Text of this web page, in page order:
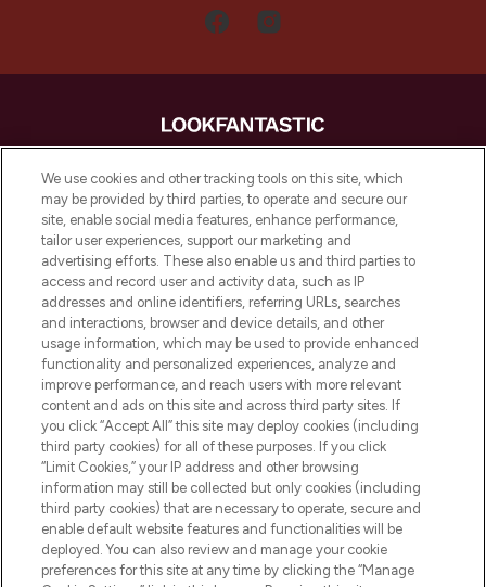
LOOKFANTASTIC is de ultieme online
beautybestemming van Europa, met de
beste huidverzorging, haarproducten en
make-up van meer dan 200 topmerken.
Shop online of via de app, met gratis
verzending vanaf €40.
Cookie-toestemming
Do Not Sell or Share My Personal
Information
HELP & INFORMATIE
BEDRIJFSINFORMATIE
OVER LOOKFANTASTIC
We use cookies and other tracking tools on this site, which
may be provided by third parties, to operate and secure our
site, enable social media features, enhance performance,
tailor user experiences, support our marketing and
advertising efforts. These also enable us and third parties to
access and record user and activity data, such as IP
addresses and online identifiers, referring URLs, searches
and interactions, browser and device details, and other
usage information, which may be used to provide enhanced
functionality and personalized experiences, analyze and
improve performance, and reach users with more relevant
content and ads on this site and across third party sites. If
you click “Accept All” this site may deploy cookies (including
third party cookies) for all of these purposes. If you click
“Limit Cookies,” your IP address and other browsing
information may still be collected but only cookies (including
third party cookies) that are necessary to operate, secure and
enable default website features and functionalities will be
deployed. You can also review and manage your cookie
preferences for this site at any time by clicking the “Manage